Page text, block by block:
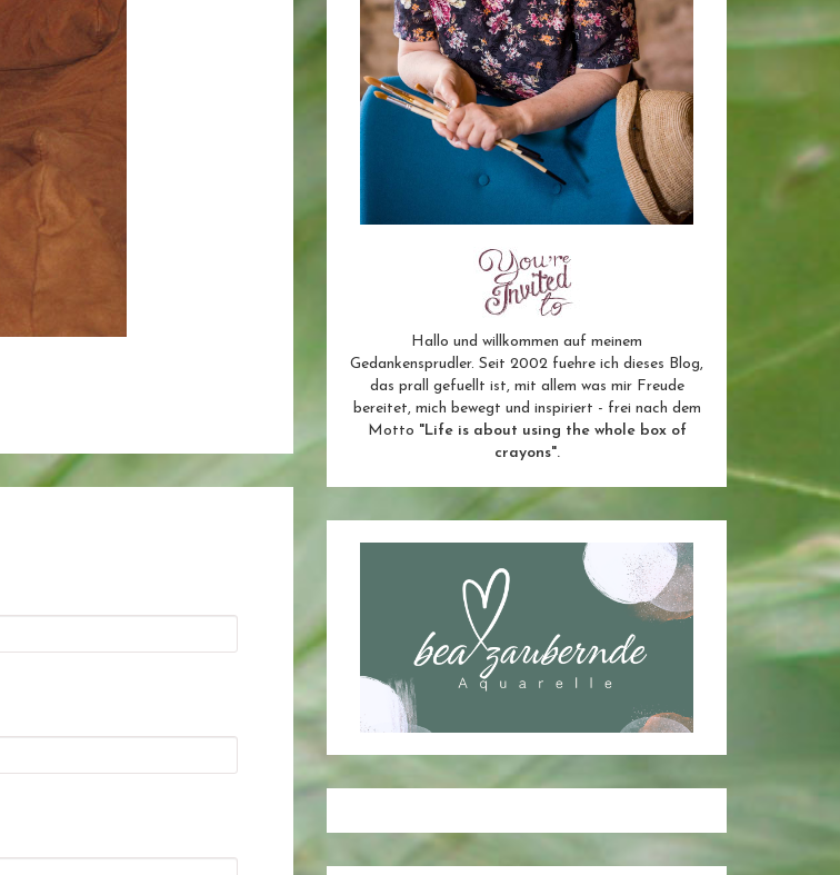
Hallo und willkommen auf meinem
Gedankensprudler. Seit 2002 fuehre ich dieses Blog,
das prall gefuellt ist, mit allem was mir Freude
bereitet, mich bewegt und inspiriert - frei nach dem
Motto "Life is about using the whole box of
crayons".